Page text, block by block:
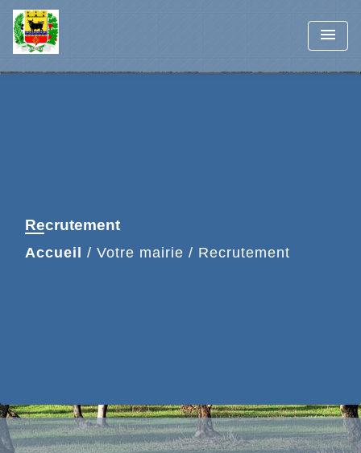
menu
Recrutement
Accueil / Votre mairie / Recrutement